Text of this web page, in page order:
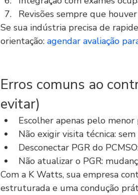
Revisões sempre que
Se sua indústria precisa de
orientação: agendar avaliação
Erros comuns ao
evitar)
Escolher apenas pelo
Não exigir visita técnica:
Desconectar PGR do
Não atualizar o PGR:
Com a K Watts, sua empresa
estruturada e uma condução